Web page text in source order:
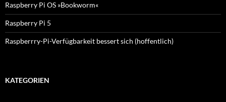
Raspberry Pi OS »Bookworm«
Raspberry Pi 5
Raspberrry-Pi-Verfügbarkeit bessert sich (hoffentlich)
KATEGORIEN